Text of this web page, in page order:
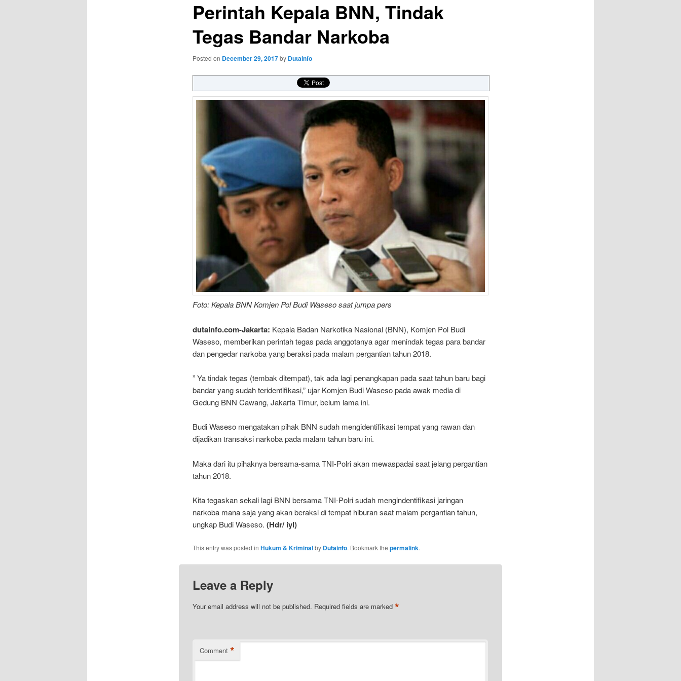
Perintah Kepala BNN, Tindak
Tegas Bandar Narkoba
Posted on December 29, 2017by Dutainfo
Foto: Kepala BNN Komjen Pol Budi Waseso saat jumpa pers
dutainfo.com-Jakarta: Kepala Badan Narkotika Nasional (BNN), Komjen Pol Budi
Waseso, memberikan perintah tegas pada anggotanya agar menindak tegas para bandar
dan pengedar narkoba yang beraksi pada malam pergantian tahun 2018.
” Ya tindak tegas (tembak ditempat), tak ada lagi penangkapan pada saat tahun baru bagi
bandar yang sudah teridentifikasi,” ujar Komjen Budi Waseso pada awak media di
Gedung BNN Cawang, Jakarta Timur, belum lama ini.
Budi Waseso mengatakan pihak BNN sudah mengidentifikasi tempat yang rawan dan
dijadikan transaksi narkoba pada malam tahun baru ini.
Maka dari itu pihaknya bersama-sama TNI-Polri akan mewaspadai saat jelang pergantian
tahun 2018.
Kita tegaskan sekali lagi BNN bersama TNI-Polri sudah mengindentifikasi jaringan
narkoba mana saja yang akan beraksi di tempat hiburan saat malam pergantian tahun,
ungkap Budi Waseso. (Hdr/ iyl)
This entry was posted in Hukum & Kriminalby Dutainfo. Bookmark the permalink.
Leave a Reply
Your email address will not be published. Required fields are marked *
Comment *